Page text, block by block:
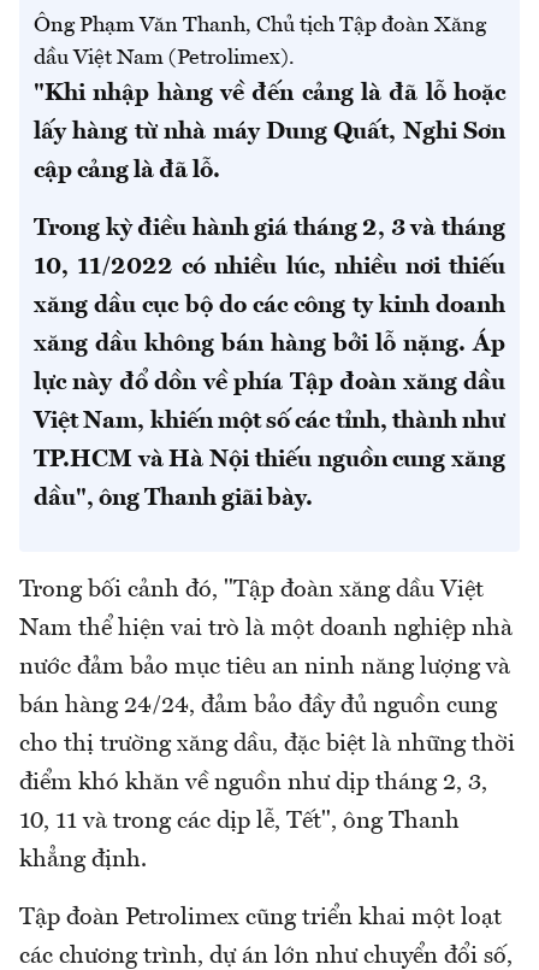
Ông Phạm Văn Thanh, Chủ tịch Tập đoàn Xăng
dầu Việt Nam (Petrolimex).
"Khi nhập hàng về đến cảng là đã lỗ hoặc
lấy hàng từ nhà máy Dung Quất, Nghi Sơn
cập cảng là đã lỗ.
Trong kỳ điều hành giá tháng 2, 3 và tháng
10, 11/2022 có nhiều lúc, nhiều nơi thiếu
xăng dầu cục bộ do các công ty kinh doanh
xăng dầu không bán hàng bởi lỗ nặng. Áp
lực này đổ dồn về phía Tập đoàn xăng dầu
Việt Nam, khiến một số các tỉnh, thành như
TP.HCM và Hà Nội thiếu nguồn cung xăng
dầu", ông Thanh giãi bày.
Trong bối cảnh đó, "Tập đoàn xăng dầu Việt
Nam thể hiện vai trò là một doanh nghiệp nhà
nước đảm bảo mục tiêu an ninh năng lượng và
bán hàng 24/24, đảm bảo đầy đủ nguồn cung
cho thị trường xăng dầu, đặc biệt là những thời
điểm khó khăn về nguồn như dịp tháng 2, 3,
10, 11 và trong các dịp lễ, Tết", ông Thanh
khẳng định.
Tập đoàn Petrolimex cũng triển khai một loạt
các chương trình, dự án lớn như chuyển đổi số,